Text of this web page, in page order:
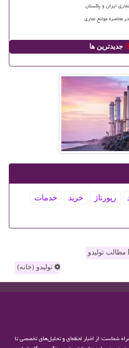
ایران و پاکستان
جدیدترین ها
رپورتاژ خرید
خدمات
مطالب تولیدو
تولیدو (خانه)
شماست؛ از اخبار لحظه‌ای و تحلیل‌های تخصصی تا